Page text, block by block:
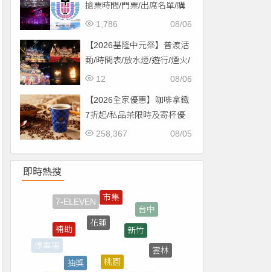
搶票時間/門票/出席名單/購
票一次看！
08/06
1,786
【2026基隆中元祭】普渡活
動/時間表/放水燈/遊行/煙火/
交通一次看！
08/06
12
【2026全家優惠】咖啡拿鐵
7折起/私品茶限時及寄杯優
惠！價格/菜單一起看
08/05
258,367
即時熱搜
停車場
花蓮
新竹
抽獎
桃園
買一送一